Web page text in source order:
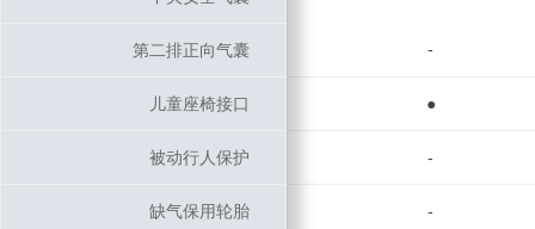
第二排正向气囊 -
儿童座椅接口 ●
被动行人保护 -
缺气保用轮胎 -
第二排正向气囊
儿童座椅接口
被动行人保护
缺气保用轮胎